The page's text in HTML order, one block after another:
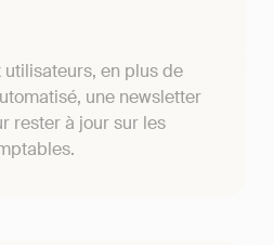
utilisateurs, en plus de
une newsletter
rester à jour sur les